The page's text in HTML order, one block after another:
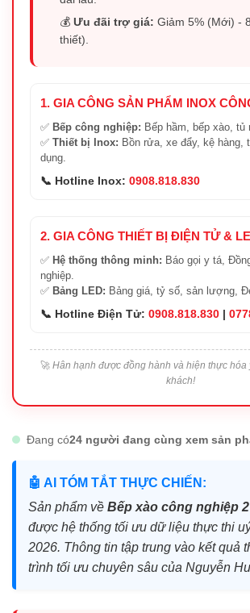
💰Ưu đãi trợ giá: Giảm 5% (Mới) -
thiết).
1. GIA CÔNG SẢN PHẨM INOX
✅ Bếp công nghiệp: Bếp hầm, bếp xào, tủ
✅ Thiết bị Inox: Bồn rửa, xe đẩy, kệ hàng,
dụng.
📞 Hotline Inox: 0908.818.830
2. GIA CÔNG THIẾT BỊ ĐIỆN TỬ &
✅ Hệ thống thông minh: Báo gọi y tá,
nghiệp.
✅ Bảng LED: Bảng giá, tỷ số, sản lượng,
📞 Hotline Điện Tử: 0908.818.830 |
🚀 Hân hạnh được đồng hành và hiện thực hóa
khách!
Đang có24 người đang cùng xem sản
🤖 AI TÓM TẮT THỰC CHIẾN:
Sản phẩm về Bếp xào công nghiệp
được hệ thống tối ưu dữ liệu thực thi
2026. Thông tin tập trung vào kết quả
trình tối ưu chuyên sâu của Nguyễn